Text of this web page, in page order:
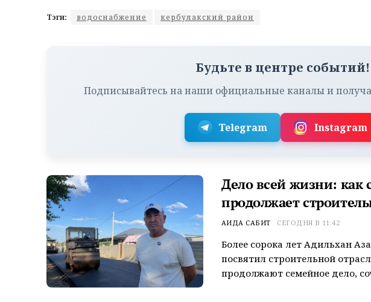
Тэги: водоснабжение кербулакский район
Будьте в центре событий!
Подписывайтесь на наши официальные каналы и
Telegram Instagram
Дело всей жизни: как
продолжает
АИДА САБИТ СЕГОДНЯ В 11:42
Более сорока лет Адильхан
посвятил строительной
продолжают семейное дело,